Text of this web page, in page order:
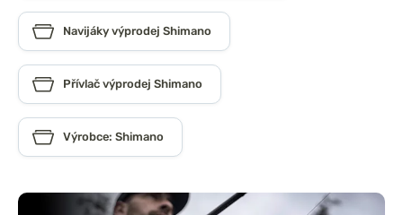
Navijáky výprodej Shimano
Přívlač výprodej Shimano
Výrobce: Shimano